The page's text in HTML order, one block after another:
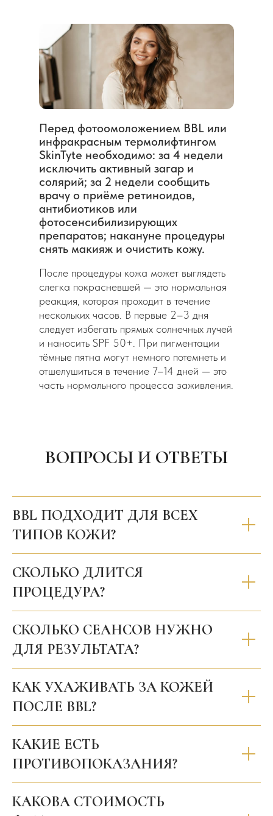
После процедуры кожа может выглядеть
слегка покрасневшей — это нормальная
реакция, которая проходит в течение
нескольких часов. В первые 2–3 дня
следует избегать прямых солнечных лучей
и наносить SPF 50+. При пигментации
тёмные пятна могут немного потемнеть и
отшелушиться в течение 7–14 дней — это
часть нормального процесса заживления.
Перед фотоомоложением BBL или
инфракрасным термолифтингом
SkinTyte необходимо: за 4 недели
исключить активный загар и
солярий; за 2 недели сообщить
врачу о приёме ретиноидов,
антибиотиков или
фотосенсибилизирующих
препаратов; накануне процедуры
снять макияж и очистить кожу.
ВОПРОСЫ И ОТВЕТЫ
BBL ПОДХОДИТ ДЛЯ ВСЕХ
ТИПОВ КОЖИ?
СКОЛЬКО ДЛИТСЯ
ПРОЦЕДУРА?
СКОЛЬКО СЕАНСОВ НУЖНО
ДЛЯ РЕЗУЛЬТАТА?
КАК УХАЖИВАТЬ ЗА КОЖЕЙ
ПОСЛЕ BBL?
КАКИЕ ЕСТЬ
ПРОТИВОПОКАЗАНИЯ?
КАКОВА СТОИМОСТЬ